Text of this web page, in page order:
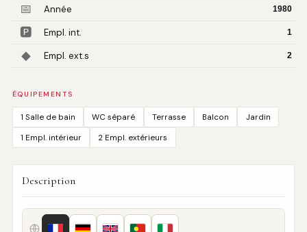
📅 1980
Année
🅿️ 1
Empl. int.
◆ 2
Empl. ext.s
ÉQUIPEMENTS
1 Salle de bain WC séparé Terrasse Balcon
Jardin
1 Empl. intérieur
2 Empl. extérieurs
Description